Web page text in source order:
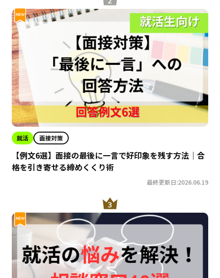
就活 面接対策
【例文6選】面接の最後に一言で好印象を残す方法｜合
格を引き寄せる締めくくり術
最終更新日:2026.06.19